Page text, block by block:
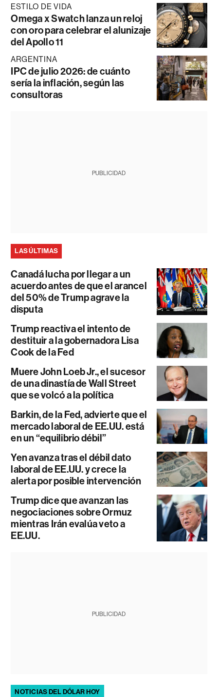
ESTILO DE VIDA
Omega x Swatch lanza un reloj
con oro para celebrar el alunizaje
del Apollo 11
ARGENTINA
IPC de julio 2026: de cuánto
sería la inflación, según las
consultoras
PUBLICIDAD
LAS ÚLTIMAS
Canadá lucha por llegar a un
acuerdo antes de que el arancel
del 50% de Trump agrave la
disputa
Trump reactiva el intento de
destituir a la gobernadora Lisa
Cook de la Fed
Muere John Loeb Jr., el sucesor
de una dinastía de Wall Street
que se volcó a la política
Barkin, de la Fed, advierte que el
mercado laboral de EE.UU. está
en un “equilibrio débil”
Yen avanza tras el débil dato
laboral de EE.UU. y crece la
alerta por posible intervención
Trump dice que avanzan las
negociaciones sobre Ormuz
mientras Irán evalúa veto a
EE.UU.
PUBLICIDAD
NOTICIAS DEL DÓLAR HOY